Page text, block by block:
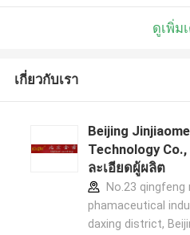
ดูเพิ่ม
เกี่ยวกับเรา
Beijing
Technology
ละเอียดผู้ผลิต
No.23 qingfeng
phamaceutical
daxing district,